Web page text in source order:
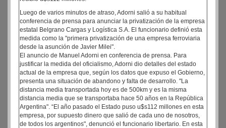
Luego de varios minutos de atraso, Adorni salió a su habitual
conferencia de prensa para anunciar la privatización de la empresa
estatal Belgrano Cargas y Logística S.A. El funcionario definió esta
medida como la "primera privatización de una empresa ferroviaria
desde la asunción de Javier Milei".
El anuncio de Manuel Adorni en conferencia de prensa. Para
justificar la medida del oficialismo, Adorni dio detalles del estado
actual de la empresa que, según los datos que expuso el Gobierno,
presenta una situación de abandono y falta de desarrollo. "La
distancia media transportada hoy es de 500km y es la misma
distancia media que se transportaba hace 50 años en la República
Argentina". “El año pasado el Estado puso u$s112 millones en esta
empresa, por supuesto dinero que salió de cada uno de nosotros,
de todos los argentinos", denunció el funcionario libertario. En esta